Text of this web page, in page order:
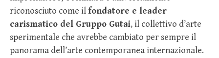
riconosciuto come il fondatore e leader
carismatico del Gruppo Gutai, il collettivo d’arte
sperimentale che avrebbe cambiato per sempre il
panorama dell’arte contemporanea internazionale.